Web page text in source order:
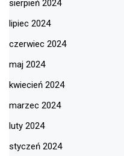
sierpień 2024
lipiec 2024
czerwiec 2024
maj 2024
kwiecień 2024
marzec 2024
luty 2024
styczeń 2024